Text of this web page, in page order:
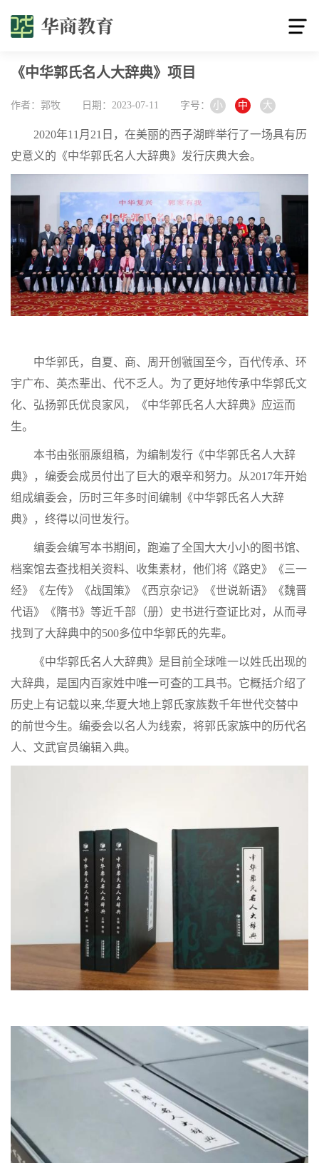
《中华郭氏名人大辞典》项目
作者：郭牧 日期：2023-07-11 字号： 小 中 大
2020年11月21日，在美丽的西子湖畔举行了一场具有历
史意义的《中华郭氏名人大辞典》发行庆典大会。
中华郭氏，自夏、商、周开创虢国至今，百代传承、环
宇广布、英杰辈出、代不乏人。为了更好地传承中华郭氏文
化、弘扬郭氏优良家风，《中华郭氏名人大辞典》应运而
生。
本书由张丽厡组稿，为编制发行《中华郭氏名人大辞
典》，编委会成员付出了巨大的艰辛和努力。从2017年开始
组成编委会，历时三年多时间编制《中华郭氏名人大辞
典》，终得以问世发行。
编委会编写本书期间，跑遍了全国大大小小的图书馆、
档案馆去查找相关资料、收集素材，他们将《路史》《三一
经》《左传》《战国策》《西京杂记》《世说新语》《魏晋
代语》《隋书》等近千部（册）史书进行查证比对，从而寻
找到了大辞典中的500多位中华郭氏的先辈。
《中华郭氏名人大辞典》是目前全球唯一以姓氏出现的
大辞典，是国内百家姓中唯一可查的工具书。它概括介绍了
历史上有记载以来,华夏大地上郭氏家族数千年世代交替中
的前世今生。编委会以名人为线索，将郭氏家族中的历代名
人、文武官员编辑入典。